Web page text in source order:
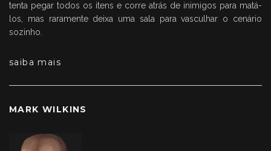
tenta pegar todos os itens e corre atrás de inimigos para matá-
los, mas raramente deixa uma sala para vasculhar o cenário
sozinho.
saiba mais
MARK WILKINS